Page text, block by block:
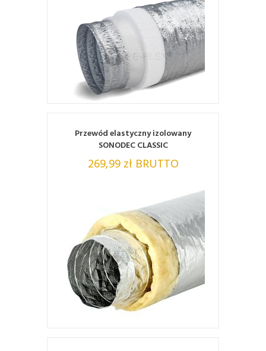
ZOBACZ
Przewód elastyczny izolowany
SONODEC CLASSIC
269,99 zł BRUTTO
ZOBACZ